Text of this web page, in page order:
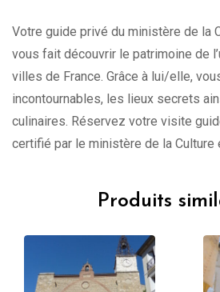
Votre guide privé du ministère de la
vous fait découvrir le patrimoine de
villes de France. Grâce à lui/elle,
incontournables, les lieux secrets
culinaires. Réservez votre visite
certifié par le ministère de la Culture
Produits